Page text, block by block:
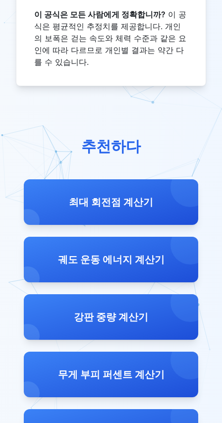
이 공식은 모든 사람에게 정확합니까? 이 공
식은 평균적인 추정치를 제공합니다. 개인
의 보폭은 걷는 속도와 체력 수준과 같은 요
인에 따라 다르므로 개인별 결과는 약간 다
를 수 있습니다.
추천하다
최대 회전점 계산기
궤도 운동 에너지 계산기
강판 중량 계산기
무게 부피 퍼센트 계산기